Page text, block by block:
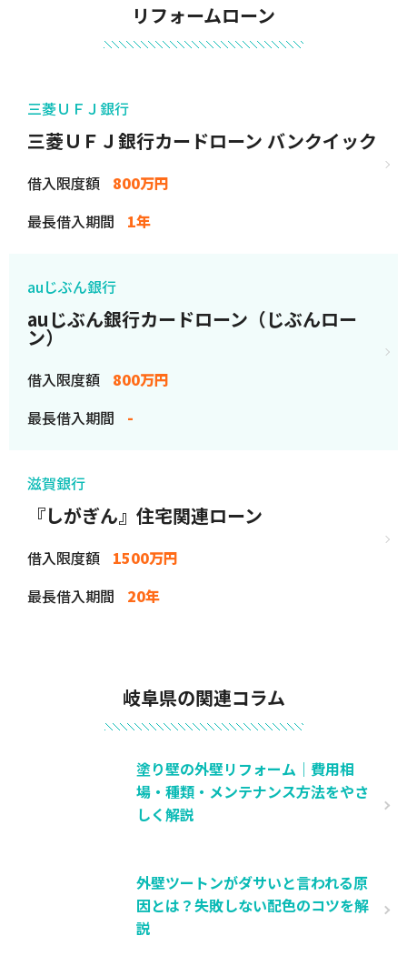
リフォームローン
三菱ＵＦＪ銀行
三菱ＵＦＪ銀行カードローン バンクイック
借入限度額
800万円
最長借入期間
1年
auじぶん銀行
auじぶん銀行カードローン（じぶんロー
ン）
借入限度額
800万円
最長借入期間
-
滋賀銀行
『しがぎん』住宅関連ローン
借入限度額
1500万円
最長借入期間
20年
岐阜県の関連コラム
塗り壁の外壁リフォーム｜費用相
場・種類・メンテナンス方法をやさ
しく解説
外壁ツートンがダサいと言われる原
因とは？失敗しない配色のコツを解
説